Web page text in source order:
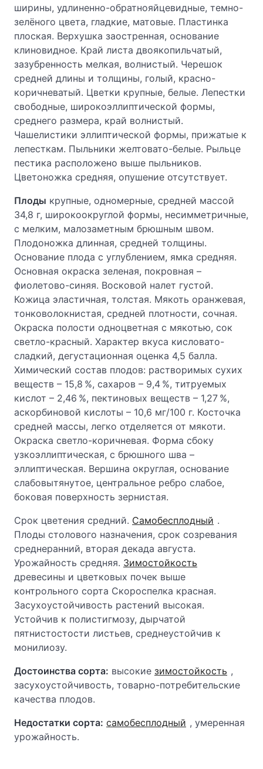
ширины, удлиненно-обратнояйцевидные, темно-
зелёного цвета, гладкие, матовые. Пластинка
плоская. Верхушка заостренная, основание
клиновидное. Край листа двоякопильчатый,
зазубренность мелкая, волнистый. Черешок
средней длины и толщины, голый, красно-
коричневатый. Цветки крупные, белые. Лепестки
свободные, широкоэллиптической формы,
среднего размера, край волнистый.
Чашелистики эллиптической формы, прижатые к
лепесткам. Пыльники желтовато-белые. Рыльце
пестика расположено выше пыльников.
Цветоножка средняя, опушение отсутствует.
Плоды крупные, одномерные, средней массой
34,8 г, широкоокруглой формы, несимметричные,
с мелким, малозаметным брюшным швом.
Плодоножка длинная, средней толщины.
Основание плода с углублением, ямка средняя.
Основная окраска зеленая, покровная –
фиолетово-синяя. Восковой налет густой.
Кожица эластичная, толстая. Мякоть оранжевая,
тонковолокнистая, средней плотности, сочная.
Окраска полости одноцветная с мякотью, сок
светло-красный. Характер вкуса кисловато-
сладкий, дегустационная оценка 4,5 балла.
Химический состав плодов: растворимых сухих
веществ – 15,8 %, сахаров – 9,4 %, титруемых
кислот – 2,46 %, пектиновых веществ – 1,27 %,
аскорбиновой кислоты – 10,6 мг/100 г. Косточка
средней массы, легко отделяется от мякоти.
Окраска светло-коричневая. Форма сбоку
узкоэллиптическая, с брюшного шва –
эллиптическая. Вершина округлая, основание
слабовытянутое, центральное ребро слабое,
боковая поверхность зернистая.
Срок цветения средний. Самобесплодный .
Плоды столового назначения, срок созревания
среднеранний, вторая декада августа.
Урожайность средняя. Зимостойкость
древесины и цветковых почек выше
контрольного сорта Скороспелка красная.
Засухоустойчивость растений высокая.
Устойчив к полистигмозу, дырчатой
пятнистостости листьев, среднеустойчив к
монилиозу.
Достоинства сорта: высокие зимостойкость ,
засухоустойчивость, товарно-потребительские
качества плодов.
Недостатки сорта: самобесплодный , умеренная
урожайность.